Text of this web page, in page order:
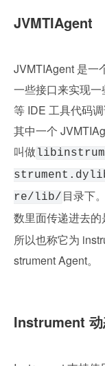
JVMTIAgent
JVMTIAgent 是一
一些接口来实现
等 IDE 工具代码
其中一个
叫做
re/lib/ 目录下
数里面传递进去
所以也称它为
strument Agent。
Instrument